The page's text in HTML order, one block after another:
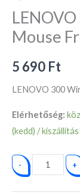
Mouse
5 690 Ft
LENOVO 300
Elérhetőség:
(kedd) /
-
mennyiség
+